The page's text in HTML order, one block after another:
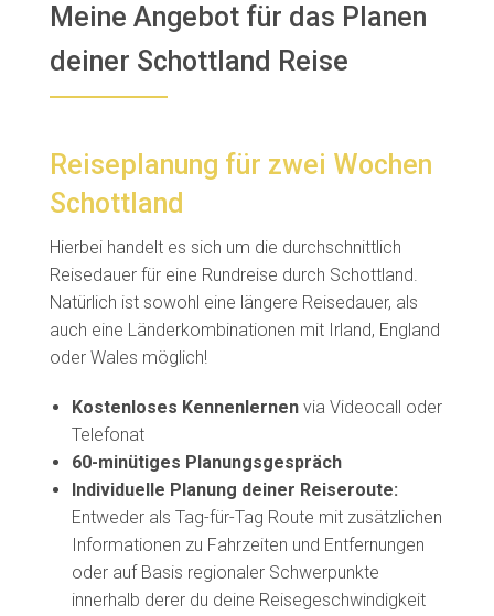
Meine Angebot für das Planen
deiner Schottland Reise
Reiseplanung für zwei Wochen
Schottland
Hierbei handelt es sich um die durchschnittlich
Reisedauer für eine Rundreise durch Schottland.
Natürlich ist sowohl eine längere Reisedauer, als
auch eine Länderkombinationen mit Irland, England
oder Wales möglich!
Kostenloses Kennenlernen via Videocall oder
Telefonat
60-minütiges Planungsgespräch
Individuelle Planung deiner Reiseroute:
Entweder als Tag-für-Tag Route mit zusätzlichen
Informationen zu Fahrzeiten und Entfernungen
oder auf Basis regionaler Schwerpunkte
innerhalb derer du deine Reisegeschwindigkeit